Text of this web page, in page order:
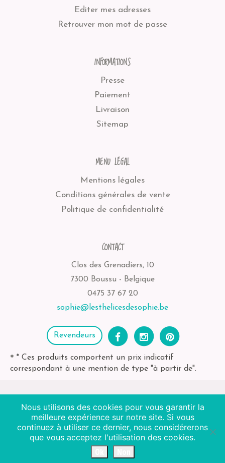
Editer mes adresses
Retrouver mon mot de passe
INFORMATIONS
Presse
Paiement
Livraison
Sitemap
MENU LÉGAL
Mentions légales
Conditions générales de vente
Politique de confidentialité
CONTACT
Clos des Grenadiers, 10
7300 Boussu - Belgique
0475 37 67 20
sophie@lesthelicesdesophie.be
Revendeurs
* * Ces produits comportent un prix indicatif
correspondant à une mention de type "à partir de".
2026Les Thélices de Sophie | BE-bio-03 Agriculture
Non EU
Octopix + WordPress = ❤
Nous utilisons des cookies pour vous garantir la
meilleure expérience sur notre site. Si vous
continuez à utiliser ce dernier, nous considérerons
que vous acceptez l'utilisation des cookies.